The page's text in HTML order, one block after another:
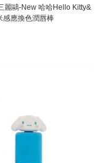
麗鷗-New 哈哈Hello Kitty&
感應換色潤唇棒